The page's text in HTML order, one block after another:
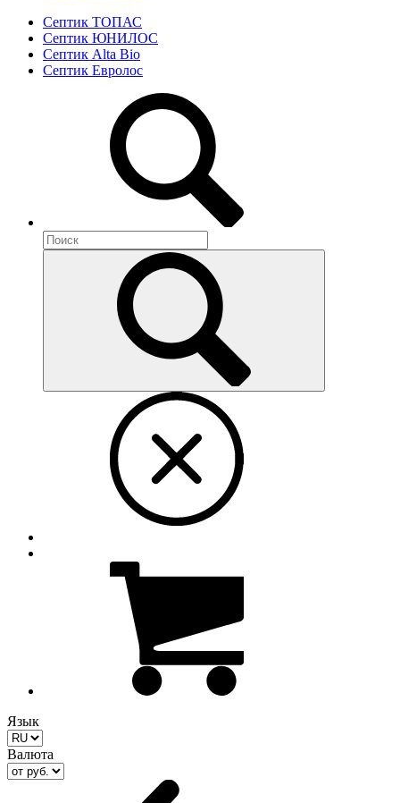
Септик ТОПАС
Септик ЮНИЛОС
Септик Alta Bio
Септик Евролос
Язык
Валюта